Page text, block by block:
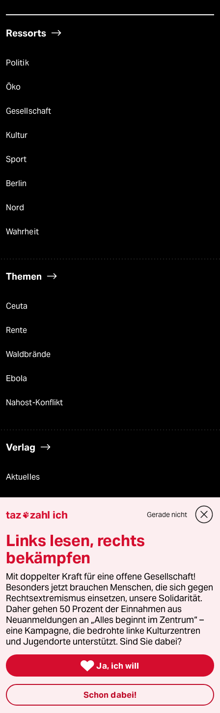
Ressorts
Politik
Öko
Gesellschaft
Kultur
Sport
Berlin
Nord
Wahrheit
Themen
Ceuta
Rente
Waldbrände
Ebola
Nahost-Konflikt
Verlag
Aktuelles
Presse
Unterstützen
abo
genossenschaft
taz zahl ich
taz zahl ich Gerade nicht
Links lesen, rechts
bekämpfen
Mit doppelter Kraft für eine offene Gesellschaft!
Besonders jetzt brauchen Menschen, die sich gegen
Rechtsextremismus einsetzen, unsere Solidarität.
Daher gehen 50 Prozent der Einnahmen aus
Neuanmeldungen an „Alles beginnt im Zentrum“ –
eine Kampagne, die bedrohte linke Kulturzentren
und Jugendorte unterstützt. Sind Sie dabei?
 Ja, ich will
Schon dabei!